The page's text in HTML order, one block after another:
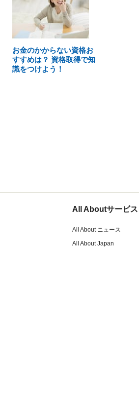
お金のかからない資格お
すすめは？ 資格取得で知
識をつけよう！
All Aboutサービ
All About ニュース
All About Japan